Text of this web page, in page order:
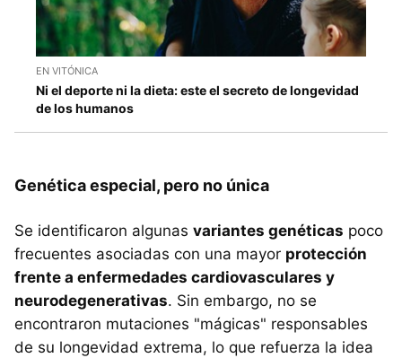
EN VITÓNICA
Ni el deporte ni la dieta: este el secreto de longevidad
de los humanos
Genética especial, pero no única
Se identificaron algunas variantes genéticas poco
frecuentes asociadas con una mayor protección
frente a enfermedades cardiovasculares y
neurodegenerativas. Sin embargo, no se
encontraron mutaciones "mágicas" responsables
de su longevidad extrema, lo que refuerza la idea